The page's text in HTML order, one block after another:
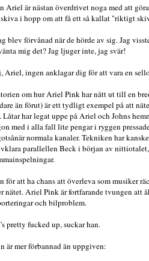
Ariel är nästan överdrivet noga med att
i hopp om att få ett så kallat "riktigt
blev förvånad när de hörde av sig. Jag
mig det? Jag ljuger inte, jag svär!
Ariel, ingen anklagar dig för att vara en
om hur Ariel Pink har nått ut till en
än förut) är ett tydligt exempel på att
Låtar har legat uppe på Ariel och Johns
med i alla fall lite pengar i ryggen
normala kanaler. Tekniken har
parallellen Beck i början av
för att ha chans att överleva som musiker
nätet. Ariel Pink är fortfarande tvungen att
och bilproblem.
pretty fucked up, suckar han.
är mer förbannad än uppgiven: